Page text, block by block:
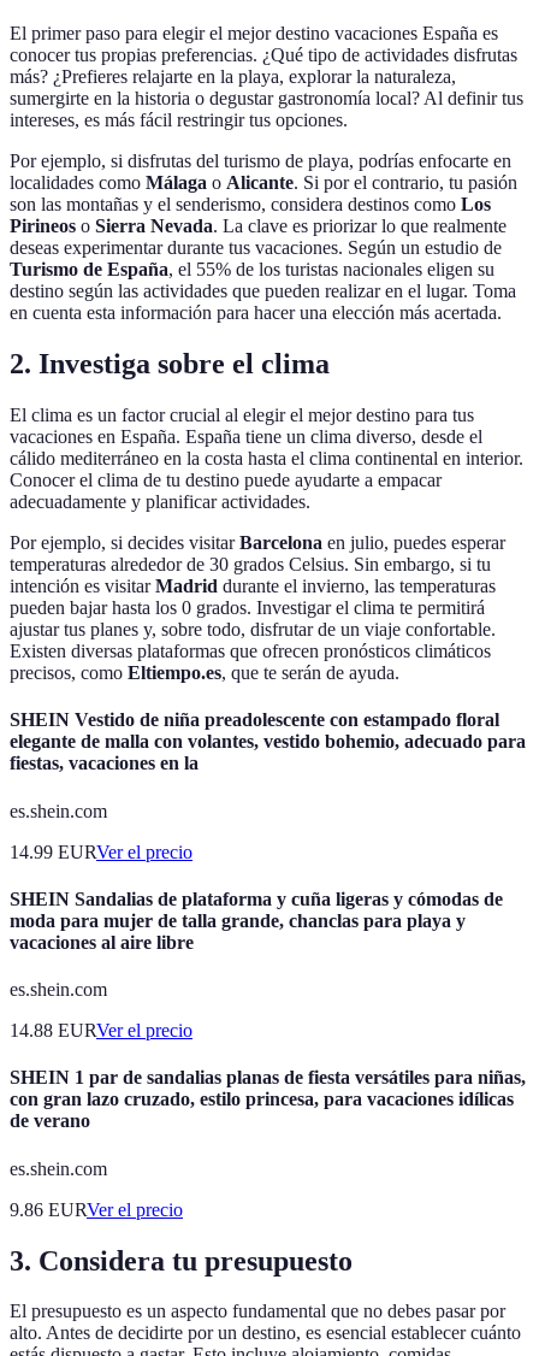
El primer paso para elegir el mejor destino vacaciones España es
conocer tus propias preferencias. ¿Qué tipo de actividades disfrutas
más? ¿Prefieres relajarte en la playa, explorar la naturaleza,
sumergirte en la historia o degustar gastronomía local? Al definir tus
intereses, es más fácil restringir tus opciones.
Por ejemplo, si disfrutas del turismo de playa, podrías enfocarte en
localidades como Málaga o Alicante. Si por el contrario, tu pasión
son las montañas y el senderismo, considera destinos como Los
Pirineos o Sierra Nevada. La clave es priorizar lo que realmente
deseas experimentar durante tus vacaciones. Según un estudio de
Turismo de España, el 55% de los turistas nacionales eligen su
destino según las actividades que pueden realizar en el lugar. Toma
en cuenta esta información para hacer una elección más acertada.
2. Investiga sobre el clima
El clima es un factor crucial al elegir el mejor destino para tus
vacaciones en España. España tiene un clima diverso, desde el
cálido mediterráneo en la costa hasta el clima continental en interior.
Conocer el clima de tu destino puede ayudarte a empacar
adecuadamente y planificar actividades.
Por ejemplo, si decides visitarBarcelona en julio, puedes esperar
temperaturas alrededor de 30 grados Celsius. Sin embargo, si tu
intención es visitarMadrid durante el invierno, las temperaturas
pueden bajar hasta los 0 grados. Investigar el clima te permitirá
ajustar tus planes y, sobre todo, disfrutar de un viaje confortable.
Existen diversas plataformas que ofrecen pronósticos climáticos
precisos, como Eltiempo.es, que te serán de ayuda.
SHEIN Vestido de niña preadolescente con estampado floral
elegante de malla con volantes, vestido bohemio, adecuado para
fiestas, vacaciones en la
es.shein.com
14.99 EURVer el precio
SHEIN Sandalias de plataforma y cuña ligeras y cómodas de
moda para mujer de talla grande, chanclas para playa y
vacaciones al aire libre
es.shein.com
14.88 EURVer el precio
SHEIN 1 par de sandalias planas de fiesta versátiles para niñas,
con gran lazo cruzado, estilo princesa, para vacaciones idílicas
de verano
es.shein.com
9.86 EURVer el precio
3. Considera tu presupuesto
El presupuesto es un aspecto fundamental que no debes pasar por
alto. Antes de decidirte por un destino, es esencial establecer cuánto